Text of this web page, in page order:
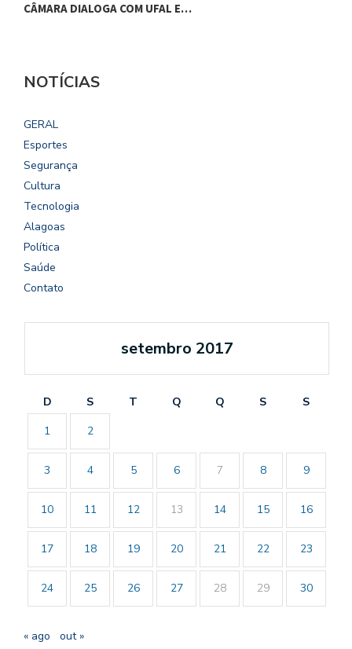
CÂMARA DIALOGA COM UFAL E…
NOTÍCIAS
GERAL
Esportes
Segurança
Cultura
Tecnologia
Alagoas
Política
Saúde
Contato
setembro 2017
D S T Q Q S
S
1
2
3 4 5 6 7 8 9
10 11 12 13 14 15 16
17 18 19 20 21 22 23
24 25 26 27 28 29 30
« ago out »